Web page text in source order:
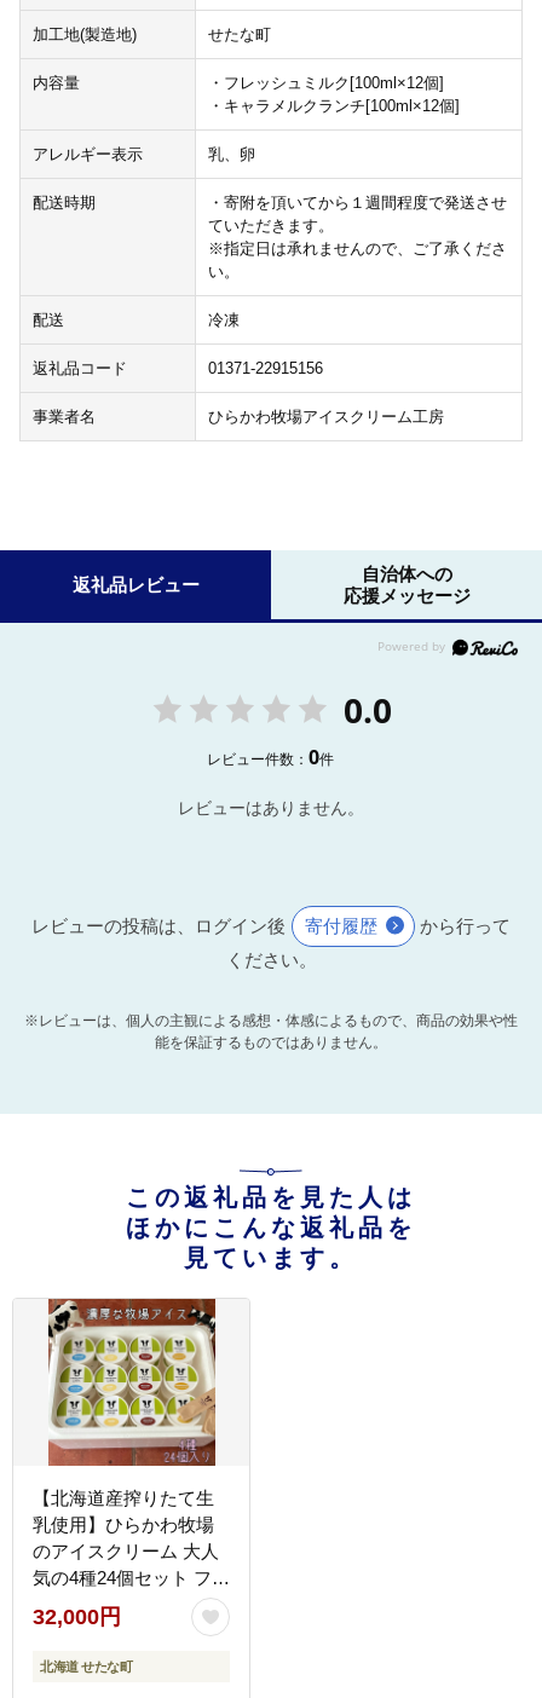
加工地(製造地) せたな町
内容量
・フレッシュミルク[100ml×12個]
・キャラメルクランチ[100ml×12個]
アレルギー表示 乳、卵
配送時期
・寄附を頂いてから１週間程度で発送させ
ていただきます。
※指定日は承れませんので、ご了承くださ
い。
配送 冷凍
返礼品コード 01371-22915156
事業者名 ひらかわ牧場アイスクリーム工房
返礼品レビュー
自治体への
応援メッセージ
0.0
レビュー件数：0件
レビューはありません。
レビューの投稿は、ログイン後 寄付履歴
から行って
ください。
※レビューは、個人の主観による感想・体感によるもので、商品の効果や性
能を保証するものではありません。
この返礼品を見た人は
ほかにこんな返礼品を
見ています。
【北海道産搾りたて生
乳使用】ひらかわ牧場
のアイスクリーム 大人
気の4種24個セット フレ
ッシュミルク バニラ チ
ョコ キャラメルクラン
チ デザート スイーツ お
32,000円
北海道 せたな町